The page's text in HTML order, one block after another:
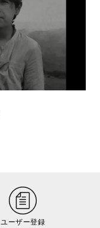
ユーザー登録